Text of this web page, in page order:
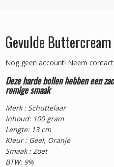
Gevulde
Nog geen account! Neem
Deze harde bollen hebben een
romige smaak
Merk : Schuttelaar
Inhoud: 100 gram
Lengte: 13 cm
Kleur : Geel, Oranje
Smaak : Zoet
BTW: 9%